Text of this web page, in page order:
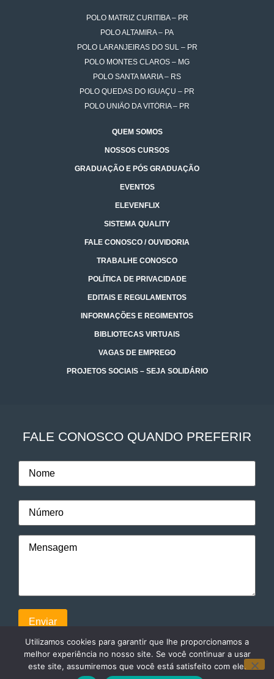
POLO MATRIZ CURITIBA – PR
POLO ALTAMIRA – PA
POLO LARANJEIRAS DO SUL – PR
POLO MONTES CLAROS – MG
POLO SANTA MARIA – RS
POLO QUEDAS DO IGUAÇU – PR
POLO UNIÃO DA VITÓRIA – PR
QUEM SOMOS
NOSSOS CURSOS
GRADUAÇÃO E PÓS GRADUAÇÃO
EVENTOS
ELEVENFLIX
SISTEMA QUALITY
FALE CONOSCO / OUVIDORIA
TRABALHE CONOSCO
POLÍTICA DE PRIVACIDADE
EDITAIS E REGULAMENTOS
INFORMAÇÕES E REGIMENTOS
BIBLIOTECAS VIRTUAIS
VAGAS DE EMPREGO
PROJETOS SOCIAIS – SEJA SOLIDÁRIO
FALE CONOSCO QUANDO PREFERIR
Utilizamos cookies para garantir que lhe proporcionamos a
melhor experiência no nosso site. Se você continuar a usar
este site, assumiremos que você está satisfeito com ele.